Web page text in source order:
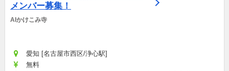
メンバー募集！
AIかけこみ寺
愛知 [名古屋市西区/浄心駅]
無料